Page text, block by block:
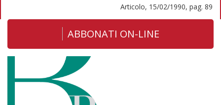
Articolo, 15/02/1990, pag. 89
ABBONATI ON-LINE